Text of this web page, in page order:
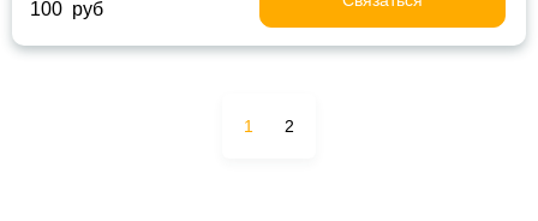
100 руб
1 2